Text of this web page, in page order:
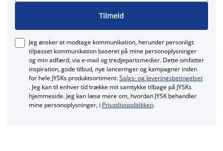
Tilmeld
Jeg ønsker at modtage kommunikation, herunder personligt
tilpasset kommunikation baseret på mine personoplysninger
og min adfærd, via e‑mail og tredjepartsmedier. Dette omfatter
inspiration, gode tilbud, nye lanceringer og kampagner inden
for hele JYSKs produktsortiment.Salgs- og leveringsbetingelser
. Jeg kan til enhver tid trække mit samtykke tilbage på JYSKs
hjemmeside. Jeg kan læse mere om, hvordan JYSK behandler
mine personoplysninger, i Privatlivspolitikken.